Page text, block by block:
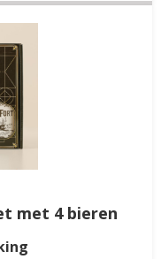
met 4 bieren